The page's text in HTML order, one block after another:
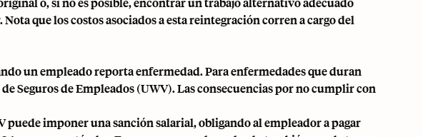
que los costos asociados a esta reintegración corren a cargo del
un empleado reporta enfermedad. Para enfermedades que duran
Seguros de Empleados(UWV). Las consecuencias por no cumplir con
imponer una sanción salarial, obligando al empleador a pagar